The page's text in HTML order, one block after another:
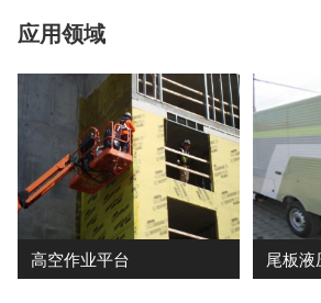
应用领域
高空作业平台 尾板液